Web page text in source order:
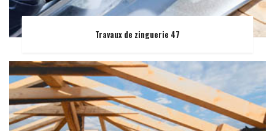
Travaux de zinguerie 47